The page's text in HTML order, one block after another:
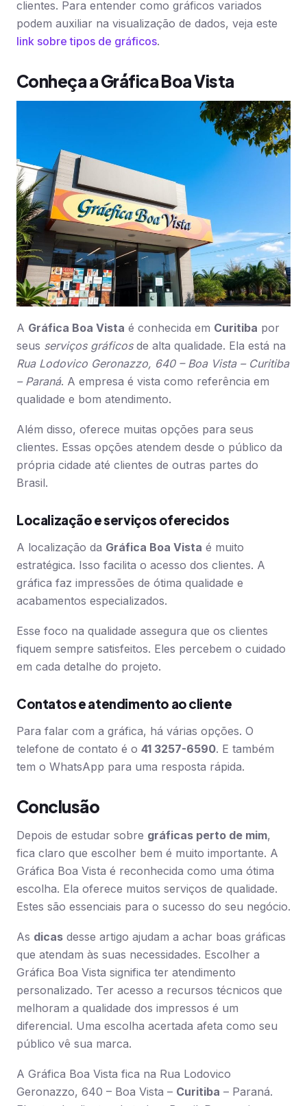
clientes. Para entender como gráficos variados
podem auxiliar na visualização de dados, veja este
link sobre tipos de gráficos.
Conheça a Gráfica Boa Vista
A Gráfica Boa Vista é conhecida em Curitiba por
seus serviços gráficosde alta qualidade. Ela está na
Rua Lodovico Geronazzo, 640 – Boa Vista – Curitiba
– Paraná. A empresa é vista como referência em
qualidade e bom atendimento.
Além disso, oferece muitas opções para seus
clientes. Essas opções atendem desde o público da
própria cidade até clientes de outras partes do
Brasil.
Localização e serviços oferecidos
A localização da Gráfica Boa Vista é muito
estratégica. Isso facilita o acesso dos clientes. A
gráfica faz impressões de ótima qualidade e
acabamentos especializados.
Esse foco na qualidade assegura que os clientes
fiquem sempre satisfeitos. Eles percebem o cuidado
em cada detalhe do projeto.
Contatos e atendimento ao cliente
Para falar com a gráfica, há várias opções. O
telefone de contato é o 41 3257-6590. E também
tem o WhatsApp para uma resposta rápida.
Conclusão
Depois de estudar sobre gráficas perto de mim,
fica claro que escolher bem é muito importante. A
Gráfica Boa Vista é reconhecida como uma ótima
escolha. Ela oferece muitos serviços de qualidade.
Estes são essenciais para o sucesso do seu negócio.
As dicas desse artigo ajudam a achar boas gráficas
que atendam às suas necessidades. Escolher a
Gráfica Boa Vista significa ter atendimento
personalizado. Ter acesso a recursos técnicos que
melhoram a qualidade dos impressos é um
diferencial. Uma escolha acertada afeta como seu
público vê sua marca.
A Gráfica Boa Vista fica na Rua Lodovico
Geronazzo, 640 – Boa Vista – Curitiba – Paraná.